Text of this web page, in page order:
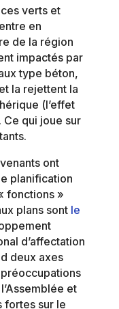
verts et
en
de la région
impactés par
type béton,
la rejettent la
(l’effet
qui joue sur
ont
planification
fonctions »
plans sont le
d’affectation
deux axes
et
fortes sur le